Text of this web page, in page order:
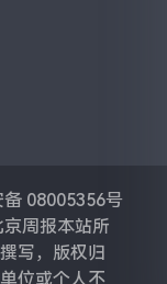
备 08005356号
京周报本站所
写，版权归
位或个人不